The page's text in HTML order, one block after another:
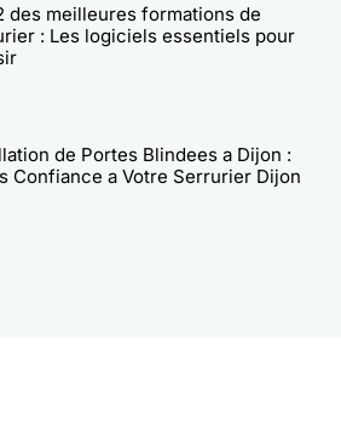
des meilleures formations de
: Les logiciels essentiels pour
de Portes Blindees a Dijon :
Confiance a Votre Serrurier Dijon